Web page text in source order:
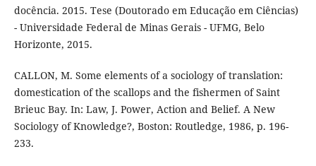
docência. 2015. Tese (Doutorado em Educação em Ciências)
- Universidade Federal de Minas Gerais - UFMG, Belo
Horizonte, 2015.
CALLON, M. Some elements of a sociology of translation:
domestication of the scallops and the fishermen of Saint
Brieuc Bay. In: Law, J. Power, Action and Belief. A New
Sociology of Knowledge?, Boston: Routledge, 1986, p. 196-
233.